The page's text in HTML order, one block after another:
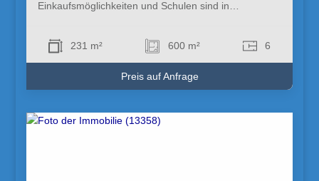
Einkaufsmöglichkeiten und Schulen sind in…
231 m² 600 m² 6
Preis auf Anfrage